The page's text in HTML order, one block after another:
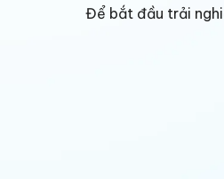
Để bắt đầu trải